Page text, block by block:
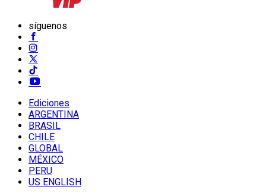
síguenos
Ediciones
ARGENTINA
BRASIL
CHILE
GLOBAL
MÉXICO
PERU
US ENGLISH